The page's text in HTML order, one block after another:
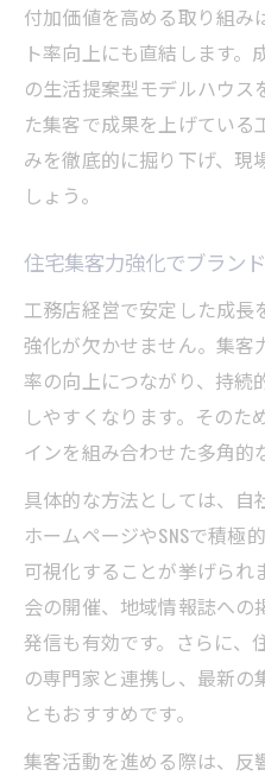
付加価値を高める取り組み
ト率向上にも直結します
の生活提案型モデルハウ
た集客で成果を上げている
みを徹底的に掘り下げ、現
しょう。
住宅集客力強化でブラン
工務店経営で安定した成長
強化が欠かせません。集客
率の向上につながり、持続
しやすくなります。その
インを組み合わせた多角的
具体的な方法としては、自
ホームページやSNSで積極
可視化することが挙げられ
会の開催、地域情報誌への
発信も有効です。さらに、
の専門家と連携し、最新の
ともおすすめです。
集客活動を進める際は、反